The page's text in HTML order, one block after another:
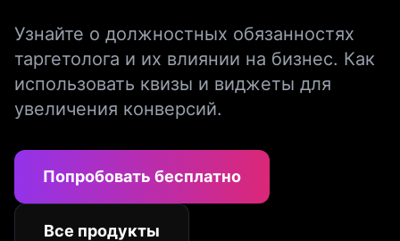
Узнайте о должностных обязанностях
таргетолога и их влиянии на бизнес. Как
использовать квизы и виджеты для
увеличения конверсий.
Попробовать бесплатно
Все продукты